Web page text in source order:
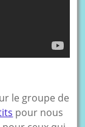
le groupe de
pour nous